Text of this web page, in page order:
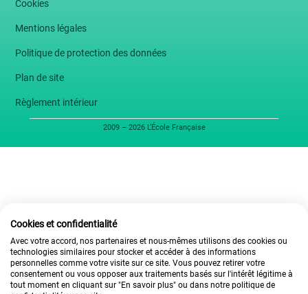
Cookies
Mentions légales
Politique de protection des données
Plan de site
Règlement intérieur
2009 – 2026 L’École Française
Cookies et confidentialité
Avec votre accord, nos partenaires et nous-mêmes utilisons des cookies ou
technologies similaires pour stocker et accéder à des informations
personnelles comme votre visite sur ce site. Vous pouvez retirer votre
consentement ou vous opposer aux traitements basés sur l'intérêt légitime à
tout moment en cliquant sur "En savoir plus" ou dans notre politique de